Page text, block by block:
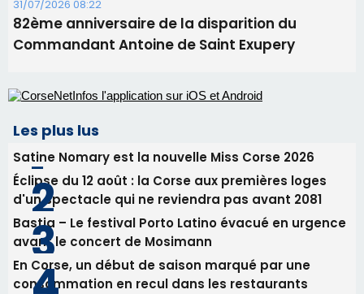
31/07/2026 08:22
82ème anniversaire de la disparition du
Commandant Antoine de Saint Exupery
Les plus lus
Satine Nomary est la nouvelle Miss Corse 2026
Éclipse du 12 août : la Corse aux premières loges
d'un spectacle qui ne reviendra pas avant 2081
Bastia – Le festival Porto Latino évacué en urgence
avant le concert de Mosimann
En Corse, un début de saison marqué par une
consommation en recul dans les restaurants